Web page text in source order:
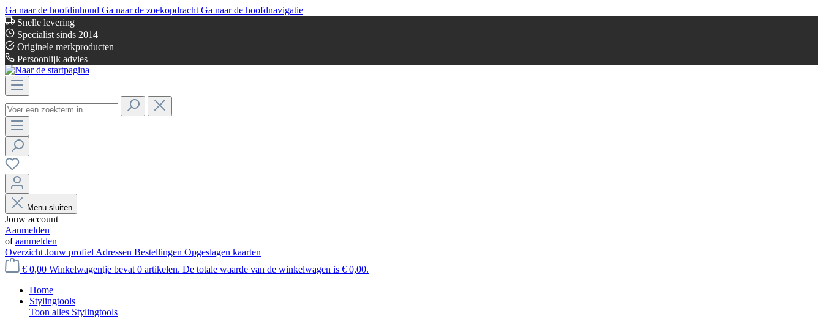
Ga naar de hoofdinhoud Ga naar de zoekopdracht Ga naar de hoofdnavigatie
Snelle levering
Specialist sinds 2014
Originele merkproducten
Persoonlijk advies
Menu sluiten
Jouw account
Aanmelden
ofaanmelden
Overzicht Jouw profiel Adressen Bestellingen Opgeslagen kaarten
€ 0,00 Winkelwagentje bevat 0 artikelen. De totale waarde van de winkelwagen is € 0,00.
Home
Stylingtools
Toon alles Stylingtools